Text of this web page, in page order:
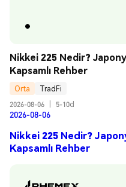
Nikkei 225 Nedir?
Kapsamlı Rehber
Orta
TradFi
2026-08-06
5-10d
2026-08-06
Nikkei 225 Nedir?
Kapsamlı Rehber